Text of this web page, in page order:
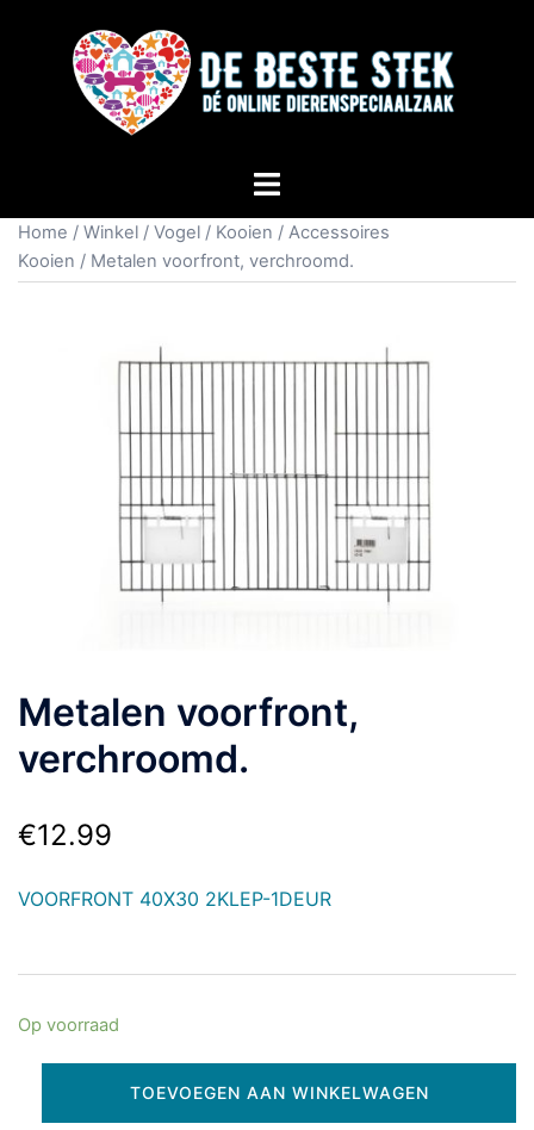
Home / Winkel / Vogel / Kooien / Accessoires
Kooien / Metalen voorfront, verchroomd.
Metalen voorfront,
verchroomd.
€12.99
VOORFRONT 40X30 2KLEP-1DEUR
Op voorraad
TOEVOEGEN AAN WINKELWAGEN